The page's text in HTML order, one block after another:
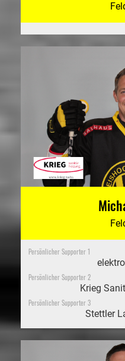
Persönlicher Supporter 1
Persönlicher Supporter 2
Krieg
Persönlicher Supporter 3
Stettler